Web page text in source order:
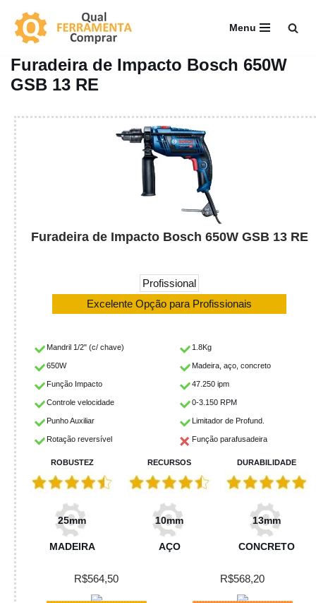
Pular
o
conteúdo
Menu
Furadeira de Impacto Bosch 650W
GSB 13 RE
Furadeira de Impacto Bosch 650W GSB 13 RE
Profissional
Excelente Opção para Profissionais
Mandril 1/2" (c/ chave) 1.8Kg
650W Madeira, aço, concreto
Função Impacto 47.250 ipm
Controle velocidade 0-3.150 RPM
Punho Auxiliar Limitador de Profund.
Rotação reversível Função parafusadeira
ROBUSTEZ RECURSOS DURABILIDADE
25mm
MADEIRA
10mm
AÇO
13mm
CONCRETO
R$564,50 R$568,20